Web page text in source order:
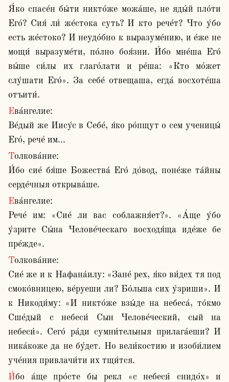
Я́ко спасе́н бы́ти никто́же можа́ше, не яды́й пло́ти
Его́? Сия́ ли́ же́стока суть? И кто рече́т? Что у́бо
есть же́стоко? И неудо́бно к выразуме́нию, и е́же не
мощи́ выразуме́ти, по́лно боя́зни. И́бо мне́ша Его́
вы́ше си́лы их глаго́лати и ре́ша: «Кто мо́жет
слу́шати Его́». За себе́ отвещаша, егда́ восхоте́ша
отъити́.
Ева́нгелие:
Ве́дый же Иису́с в Себе́, я́ко ро́пщут о сем ученицы́
Его́, рече́ им...
Толкова́ние:
И́бо сие́ бя́ше Божества́ Его́ до́вод, поне́же та́йны
серде́чныя открыва́ше.
Ева́нгелие:
Рече́ им: «Сие́ ли вас соблажня́ет?». «А́ще у́бо
у́зрите Сы́на Челове́ческаго восходя́ща иде́же бе
пре́жде».
Толкова́ние:
Сие́ же и к Нафана́илу: «Зане́ рех, я́ко ви́дех тя под
смоко́вницею, ве́руеши ли? Бо́льша сих у́зриши». И
к Никоди́му: «И никто́же взы́де на небеса́, то́кмо
Сше́дый с небеси́ Сын Челове́ческий, сый на
небеси́». Сего́ ра́ди сумни́тельныя прилага́еши? И
ника́коже да не бу́дет. Но вели́костию и изоби́лием
уче́ния привлачи́ти их тщи́тся.
И́бо а́ще про́сте бы рекл «с небеси́ снидо́х» и